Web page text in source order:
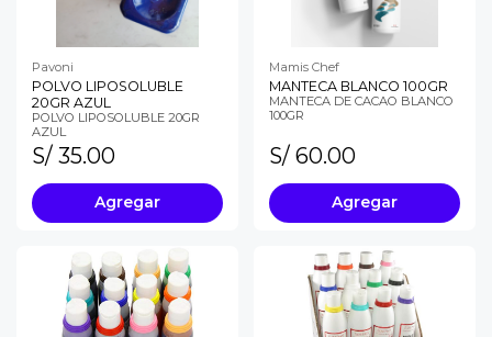
Pavoni
POLVO LIPOSOLUBLE
20GR AZUL
POLVO LIPOSOLUBLE 20GR
AZUL
S/ 35.00
Agregar
Mamis Chef
MANTECA BLANCO 100GR
MANTECA DE CACAO BLANCO
100GR
S/ 60.00
Agregar